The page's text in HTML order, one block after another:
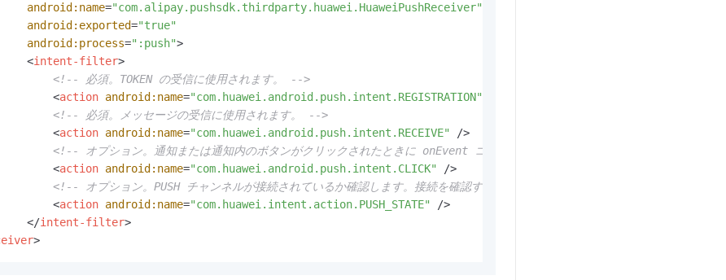
android:name="com.alipay.pushsdk.thirdparty.huawei.HuaweiPushReceiver"
android:exported="true"
android:process=":push">
<intent-filter>
<!-- 必須。TOKEN の受信に使用されます。 -->
<action android:name="com.huawei.android.push.intent.REGISTRATION"
<!-- 必須。メッセージの受信に使用されます。 -->
<action android:name="com.huawei.android.push.intent.RECEIVE"
/>
<!-- オプション。通知または通知内のボタンがクリックされたときに onEvent コールバックをトリガーします。 -->
<action android:name="com.huawei.android.push.intent.CLICK"
/>
<!-- オプション。PUSH チャンネルが接続されているか確認します。接続を確認する必要がない場合は不要です。 -->
<action android:name="com.huawei.intent.action.PUSH_STATE"
/>
</intent-filter>
>